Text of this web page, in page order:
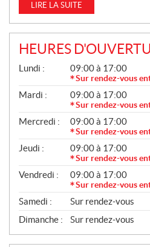
E
L
L
E
S
LIRE LA SUITE
HEURES
G
N
É
A
L
Lundi : 09:00 à 17:00
Sur rendez-vous
Mardi : 09:00 à 17:00
Sur rendez-vous
Mercredi : 09:00 à 17:00
Sur rendez-vous
Jeudi : 09:00 à 17:00
Sur rendez-vous
Vendredi : 09:00 à 17:00
Sur rendez-vous
Samedi :
Sur rendez-vous
Dimanche :
Sur rendez-vous